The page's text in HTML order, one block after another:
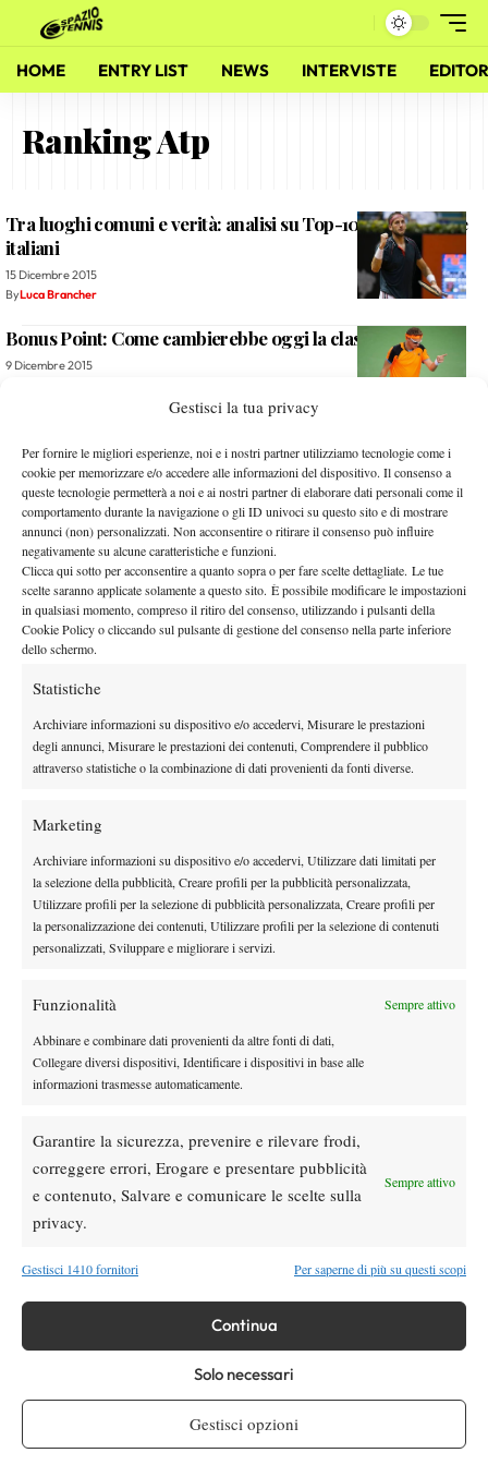
Gestisci la tua privacy
Per fornire le migliori esperienze, noi e i nostri partner utilizziamo tecnologie come i
cookie per memorizzare e/o accedere alle informazioni del dispositivo. Il consenso a
queste tecnologie permetterà a noi e ai nostri partner di elaborare dati personali come il
comportamento durante la navigazione o gli ID univoci su questo sito e di mostrare
annunci (non) personalizzati. Non acconsentire o ritirare il consenso può influire
negativamente su alcune caratteristiche e funzioni.
Clicca qui sotto per acconsentire a quanto sopra o per fare scelte dettagliate. Le tue
scelte saranno applicate solamente a questo sito. È possibile modificare le impostazioni
in qualsiasi momento, compreso il ritiro del consenso, utilizzando i pulsanti della
Cookie Policy o cliccando sul pulsante di gestione del consenso nella parte inferiore
dello schermo.
Statistiche
Archiviare informazioni su dispositivo e/o accedervi, Misurare le prestazioni
degli annunci, Misurare le prestazioni dei contenuti, Comprendere il pubblico
attraverso statistiche o la combinazione di dati provenienti da fonti diverse.
Marketing
Archiviare informazioni su dispositivo e/o accedervi, Utilizzare dati limitati per
la selezione della pubblicità, Creare profili per la pubblicità personalizzata,
Utilizzare profili per la selezione di pubblicità personalizzata, Creare profili per
la personalizzazione dei contenuti, Utilizzare profili per la selezione di contenuti
personalizzati, Sviluppare e migliorare i servizi.
Funzionalità Sempre attivo
Abbinare e combinare dati provenienti da altre fonti di dati,
Collegare diversi dispositivi, Identificare i dispositivi in base alle
informazioni trasmesse automaticamente.
Garantire la sicurezza, prevenire e rilevare frodi,
correggere errori, Erogare e presentare pubblicità
e contenuto, Salvare e comunicare le scelte sulla
privacy.
Sempre attivo
Gestisci 1410 fornitori Per saperne di più su questi scopi
Continua
Solo necessari
Gestisci opzioni
HOME ENTRY LIST NEWS INTERVISTE
Ranking Atp
Tra luoghi comuni e verità: analisi su Top-100, età media e
italiani
15 Dicembre 2015
ByLuca Brancher
Bonus Point: Come cambierebbe oggi la classifica Atp?
9 Dicembre 2015
David contro i Golia
22 Settembre 2014
Federico Mariani
La rimonta impossibile
8 Luglio 2012
Sergio Pastena
Facebook
Instagram
Testata giornalisticaSpazio Tennisregistrata Aut-Trib Milano n°
10268 del 15/09/2025
Direttore Responsabile: Alessandro Nizegorodcew
HOME
WTA